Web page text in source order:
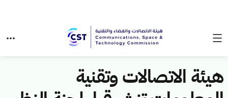
هيئة الاتصالات وتقنية